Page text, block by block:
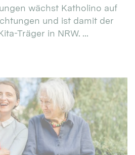
wächst Katholino auf
und ist damit der
Träger in NRW. ...